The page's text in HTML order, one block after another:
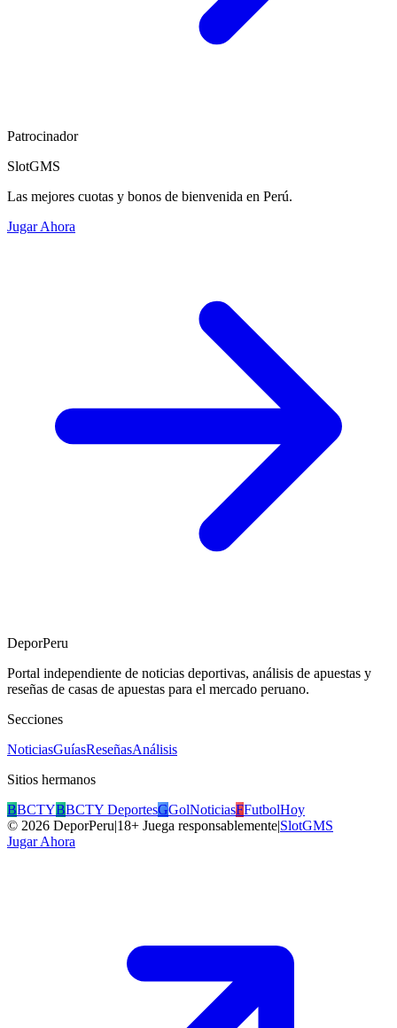
Patrocinador
SlotGMS
Las mejores cuotas y bonos de bienvenida en Perú.
Jugar Ahora
DeporPeru
Portal independiente de noticias deportivas, análisis de apuestas y
reseñas de casas de apuestas para el mercado peruano.
Secciones
NoticiasGuíasReseñasAnálisis
Sitios hermanos
BBCTYBBCTY DeportesGGolNoticiasFFutbolHoy
© 2026 DeporPeru|18+ Juega responsablemente|SlotGMS
Jugar Ahora